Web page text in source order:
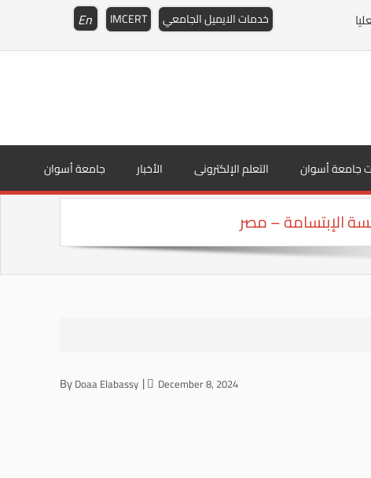
En خدمات الايميل الجامعي IMCERT
جامعة أسوان الأخبار التعلم الإلكترونى جامعة أسوان
الإبتسامة – مصر
ByDoaa Elabassy December 8, 2024